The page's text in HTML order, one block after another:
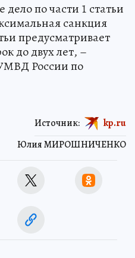
по части 1 статьи
санкция
предусматривает
до двух лет, –
России по
Юлия МИРОШНИЧЕНКО
Источник: kp.ru